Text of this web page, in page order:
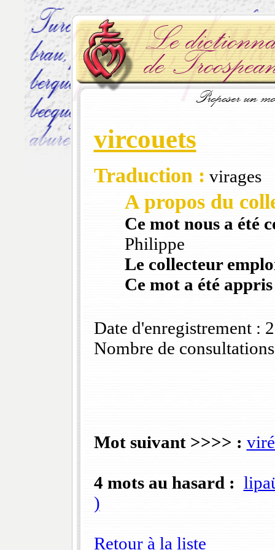
vircouets
Traduction : virages
A propos du
Ce mot nous a été
Philippe
Le collecteur
Ce mot a été
Date d'enregistrement :
Nombre de
Mot suivant >>>> :
4 mots au hasard :
)
Retour à la liste